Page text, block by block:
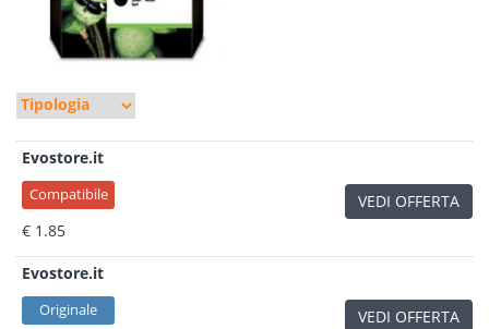
Evostore.it
Compatibile
€ 1.85
VEDI OFFERTA
Evostore.it
Originale VEDI OFFERTA